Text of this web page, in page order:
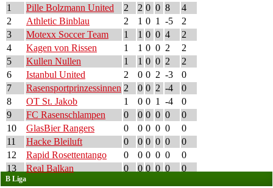
1
Pille Bolzmann United 2 2 0 0 8
4
2
Athletic Binblau 2 1 0 1 -5
2
3
Motexx Soccer Team 1 1 0 0 4
2
4
Kagen von Rissen 1 1 0 0 2
2
5
Kullen Nullen 1 1 0 0 2
2
6
Istanbul United 2 0 0 2 -3
0
7
Rasensportprinzessinnen 2 0 0 2 -4
0
8
OT St. Jakob 1 0 0 1 -4
0
9
FC Rasenschlampen 0 0 0 0 0
0
10
GlasBier Rangers 0 0 0 0 0
0
11
Hacke Bleiluft 0 0 0 0 0
0
12
Rapid Rosettentango 0 0 0 0 0
0
13
Real Balkan 0 0 0 0 0 0
B Liga